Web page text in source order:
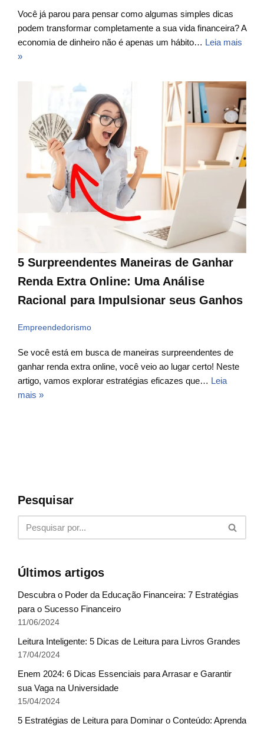
Você já parou para pensar como algumas simples dicas
podem transformar completamente a sua vida financeira? A
economia de dinheiro não é apenas um hábito… Leia mais
»
5 Surpreendentes Maneiras de Ganhar
Renda Extra Online: Uma Análise
Racional para Impulsionar seus Ganhos
Empreendedorismo
Se você está em busca de maneiras surpreendentes de
ganhar renda extra online, você veio ao lugar certo! Neste
artigo, vamos explorar estratégias eficazes que… Leia
mais »
Pesquisar
Últimos artigos
Descubra o Poder da Educação Financeira: 7 Estratégias
para o Sucesso Financeiro
11/06/2024
Leitura Inteligente: 5 Dicas de Leitura para Livros Grandes
17/04/2024
Enem 2024: 6 Dicas Essenciais para Arrasar e Garantir
sua Vaga na Universidade
15/04/2024
5 Estratégias de Leitura para Dominar o Conteúdo: Aprenda